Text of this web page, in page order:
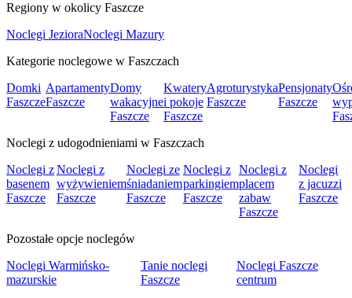
Regiony w okolicy Faszcze
Noclegi JezioraNoclegi Mazury
Kategorie noclegowe w Faszczach
Domki
Faszcze
Apartamenty
Faszcze
Domy
wakacyjne
Faszcze
Kwatery
i pokoje
Faszcze
Agroturystyka
Faszcze
Pensjonaty
Faszcze
Noclegi z udogodnieniami w Faszczach
Noclegi z
basenem
Faszcze
Noclegi z
wyżywieniem
Faszcze
Noclegi ze
śniadaniem
Faszcze
Noclegi z
parkingiem
Faszcze
Noclegi z
placem
zabaw
Faszcze
Noclegi
z jacuzzi
Faszcze
Pozostałe opcje noclegów
Noclegi Warmińsko-
mazurskie
Tanie noclegi
Faszcze
Noclegi Faszcze
centrum